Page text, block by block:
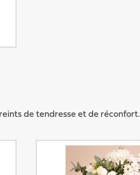
de tendresse et de réconfort.